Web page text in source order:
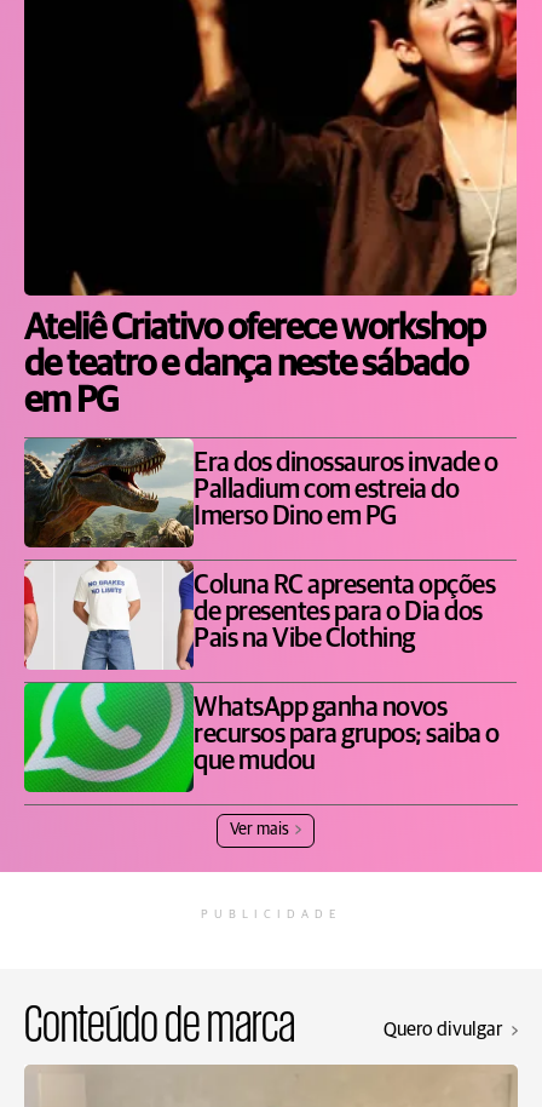
Ateliê Criativo oferece workshop
de teatro e dança neste sábado
em PG
Era dos dinossauros invade o
Palladium com estreia do
Imerso Dino em PG
Coluna RC apresenta opções
de presentes para o Dia dos
Pais na Vibe Clothing
WhatsApp ganha novos
recursos para grupos; saiba o
que mudou
Ver mais
PUBLICIDADE
Conteúdo de marca Quero divulgar